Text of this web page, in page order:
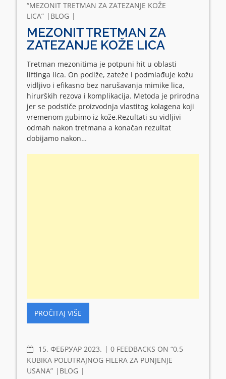
“MEZONIT TRETMAN ZA ZATEZANJE KOŽE
LICA”
BLOG
MEZONIT TRETMAN ZA
ZATEZANJE KOŽE LICA
Tretman mezonitima je potpuni hit u oblasti
liftinga lica. On podiže, zateže i podmlađuje kožu
vidljivo i efikasno bez narušavanja mimike lica,
hirurških rezova i komplikacija. Metoda je prirodna
jer se podstiče proizvodnja vlastitog kolagena koji
vremenom gubimo iz kože.Rezultati su vidljivi
odmah nakon tretmana a konačan rezultat
dobijamo nakon…
PROČITAJ VIŠE
15. ФЕБРУАР 2023. COMMENTS
0 FEEDBACKS ON “0,5
KUBIKA POLUTRAJNOG FILERA ZA PUNJENJE
USANA”
BLOG